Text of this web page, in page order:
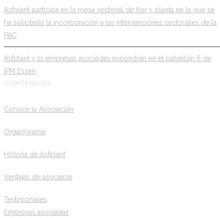
Asfplant participa en la mesa sectorial de flor y planta en la que se
ha solicitado la incorporación a las intervenciones sectoriales de la
PAC
Asfplant y 11 empresas asociadas expondrán en el pabellón 6 de
IPM Essen
Conoce la Asociación
Organigrama
Historia de Asfplant
Ventajas de asociarse
Testimoniales
Empresas asociadas